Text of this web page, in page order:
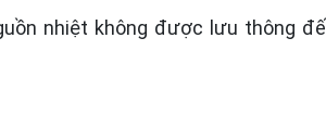
nhiệt không được lưu thông